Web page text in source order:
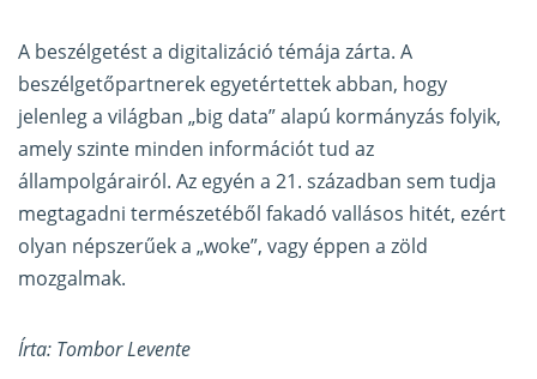
A beszélgetést a digitalizáció témája zárta. A
beszélgetőpartnerek egyetértettek abban, hogy
jelenleg a világban „big data” alapú kormányzás folyik,
amely szinte minden információt tud az
állampolgárairól. Az egyén a 21. században sem tudja
megtagadni természetéből fakadó vallásos hitét, ezért
olyan népszerűek a „woke”, vagy éppen a zöld
mozgalmak.
Írta: Tombor Levente